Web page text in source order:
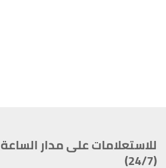
للاستعلامات على مدار الساعة
(24/7)